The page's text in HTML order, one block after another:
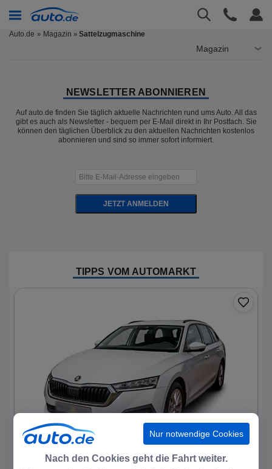
Auto.de Magazin » Sattelzugmaschine
Magazin
NEWSLETTER ABONNIEREN
Auf auto.de finden Sie täglich aktuelle Nachrichten rund ums Auto. All das
gibt es auch als Newsletter - bequem per E-Mail direkt in Ihr Postfach. Sie
können den täglichen Überblick zu den aktuellen Nachrichten kostenlos
abonnieren und sind so immer sofort informiert.
JETZT ANMELDEN
TIPPS VOM AUTOMARKT
|11
Nur notwendige Cookies
Nach den Cookies geht die Fahrt weiter.